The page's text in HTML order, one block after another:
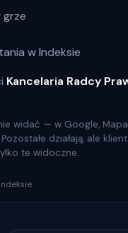
grze
w Indeksie
Kancelaria Radcy
widać — w Google,
działają, ale
te widoczne.